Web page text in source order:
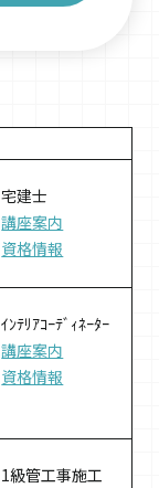
宅建士
講座案内
資格情報
ｲﾝﾃﾘｱｺｰﾃﾞｨﾈｰﾀｰ
講座案内
資格情報
1級管工事施工